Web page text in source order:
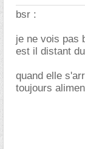
bsr :
je ne vois pas
est il distant
quand elle
toujours